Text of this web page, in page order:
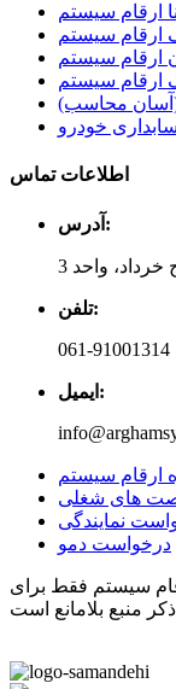
ارقام سیستم
ارقام سیستم
ارقام سیستم
ارقام سیستم
(آسان محاسب)
خودرو
اطلاعات تماس
آدرس:
واحد 3
تلفن:
061-91001314
ایمیل:
ارقام سیستم
های شغلی
نمایندگی
درخواست دمو
سیستم فقط برای